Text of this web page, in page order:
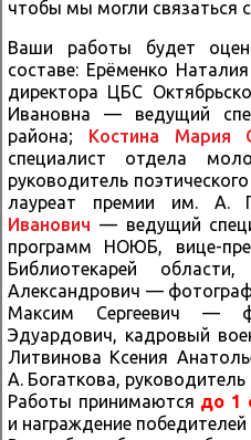
чтобы мы могли связаться
Ваши работы будет
составе: Ерёменко
директора ЦБС
Ивановна — ведущий
района;
Костина Мария
специалист отдела
руководитель
лауреат премии им. А.
Иванович — ведущий
программ НОЮБ, вице-
Библиотекарей
Александрович —
Максим Сергеевич —
Эдуардович, кадровый
Литвинова Ксения
А. Богаткова,
Работы принимаются до 1
и награждение победителей